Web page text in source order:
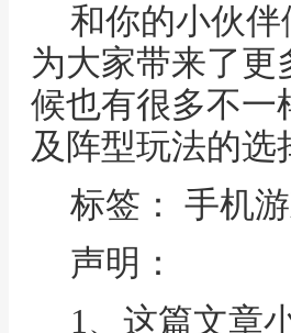
和你的小伙
为大家带来了
候也有很多不一
及阵型玩法的
标签： 手机
声明：
1、这篇文章